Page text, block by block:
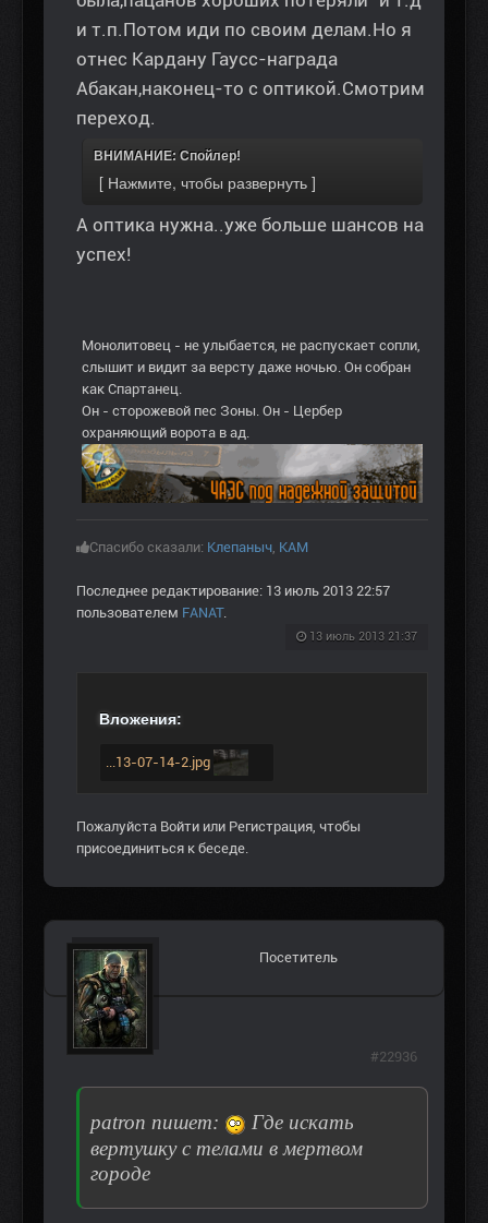
и т.п.Потом иди по своим делам.Но я
отнес Кардану Гаусс-награда
Абакан,наконец-то с оптикой.Смотрим
переход.
ВНИМАНИЕ: Спойлер!
А оптика нужна..уже больше шансов на
успех!
Монолитовец - не улыбается, не распускает сопли,
слышит и видит за версту даже ночью. Он собран
как Спартанец.
Он - сторожевой пес Зоны. Он - Цербер
охраняющий ворота в ад.
Спасибо сказали: Клепаныч, KAM
Последнее редактирование: 13 июль 2013 22:57
пользователем FANAT.
13 июль 2013 21:37
Вложения:
...13-07-14-2.jpg
Пожалуйста Войти или Регистрация, чтобы
присоединиться к беседе.
Посетитель
patron пишет:
Где искать
вертушку с телами в мертвом
городе
#22936